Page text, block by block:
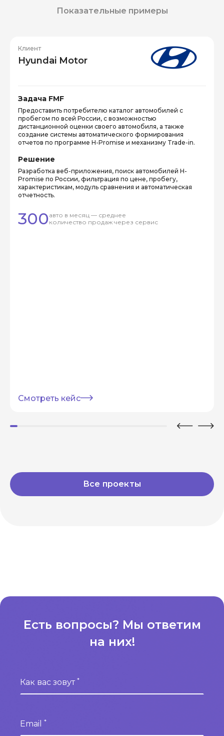
Показательные примеры
Клиент
Hyundai Motor
Задача FMF
Предоставить потребителю каталог автомобилей с
пробегом по всей России, с возможностью
дистанционной оценки своего автомобиля, а также
создание системы автоматического формирования
отчетов по программе H-Promise и механизму Trade-in.
Решение
Разработка веб-приложения, поиск автомобилей H-
Promise по России, фильтрация по цене, пробегу,
характеристикам, модуль сравнения и автоматическая
отчетность.
300 авто в месяц — среднее
количество продаж через сервис
Смотреть кейс
Все проекты
Есть вопросы? Мы ответим
на них!
Как вас зовут *
Email *